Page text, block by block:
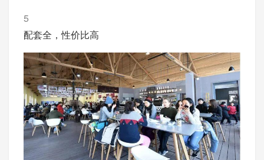
5
配套全，性价比高